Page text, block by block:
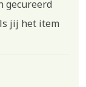
gecureerd
jij het item